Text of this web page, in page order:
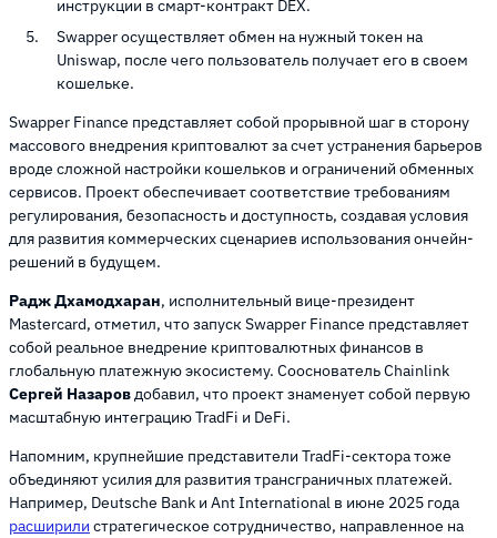
инструкции в смарт-контракт DEX.
Swapper осуществляет обмен на нужный токен на
Uniswap, после чего пользователь получает его в своем
кошельке.
Swapper Finance представляет собой прорывной шаг в сторону
массового внедрения криптовалют за счет устранения барьеров
вроде сложной настройки кошельков и ограничений обменных
сервисов. Проект обеспечивает соответствие требованиям
регулирования, безопасность и доступность, создавая условия
для развития коммерческих сценариев использования ончейн-
решений в будущем.
Радж Дхамодхаран, исполнительный вице-президент
Mastercard, отметил, что запуск Swapper Finance представляет
собой реальное внедрение криптовалютных финансов в
глобальную платежную экосистему. Сооснователь Chainlink
Сергей Назаровдобавил, что проект знаменует собой первую
масштабную интеграцию TradFi и DeFi.
Напомним, крупнейшие представители TradFi-сектора тоже
объединяют усилия для развития трансграничных платежей.
Например, Deutsche Bank и Ant International в июне 2025 года
расширили стратегическое сотрудничество, направленное на